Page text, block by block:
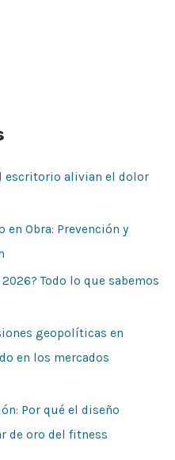
escritorio alivian el dolor
en Obra: Prevención y
Todo lo que sabemos
geopolíticas en
en los mercados
Por qué el diseño
de oro del fitness